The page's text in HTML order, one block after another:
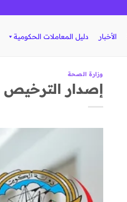
الأخبار دليل المعاملات الحكومية
وزارة الصحة
إصدار